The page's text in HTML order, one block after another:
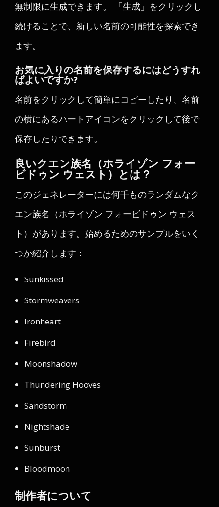
無制限に生成できます。 「生成」をクリックし
続けることで、新しい名前の可能性を探索でき
ます。
お気に入りの名前を保存するにはどうすれ
ばよいですか?
名前をクリックして簡単にコピーしたり、名前
の横にあるハートアイコンをクリックして後で
保存したりできます。
良いクエン族名（ホライゾン フォー
ビドゥン ウェスト）とは？
このジェネレーターには何千ものランダムなク
エン族名（ホライゾン フォービドゥン ウェス
ト）があります。始めるためのサンプルをいく
つか紹介します：
Sunkissed
Stormweavers
Ironheart
Firebird
Moonshadow
Thundering Hooves
Sandstorm
Nightshade
Sunburst
Bloodmoon
制作者について